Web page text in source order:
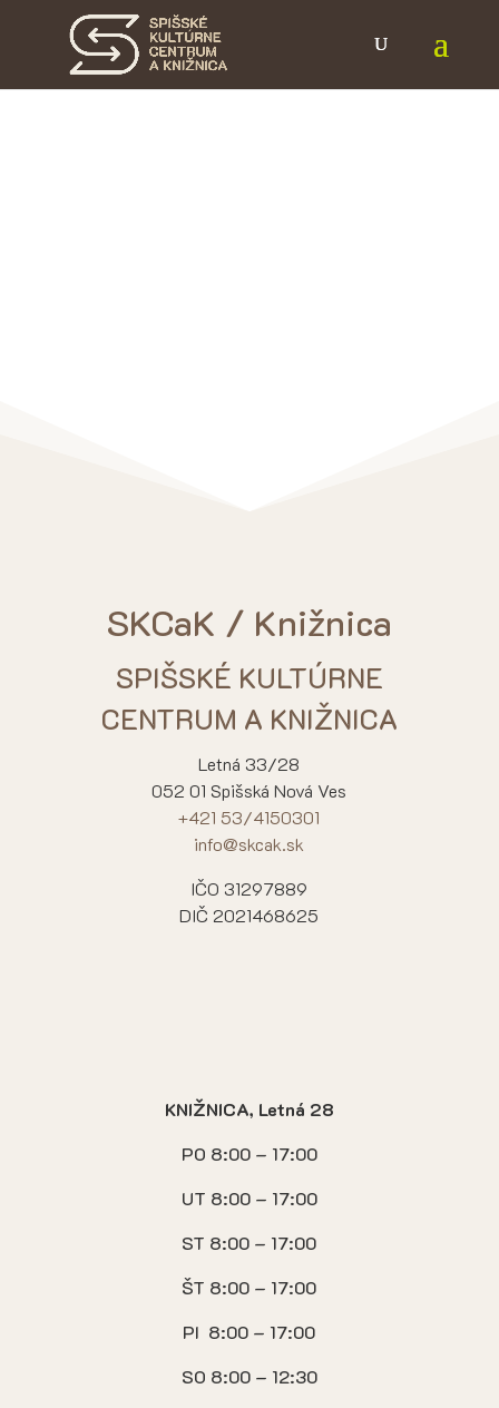
SKCaK / Knižnica
SPIŠSKÉ KULTÚRNE
CENTRUM A KNIŽNICA
Letná 33/28
052 01 Spišská Nová Ves
+421 53/4150301
info@skcak.sk
IČO 31297889
DIČ 2021468625
KNIŽNICA, Letná 28
PO 8:00 – 17:00
UT 8:00 – 17:00
ST 8:00 – 17:00
ŠT 8:00 – 17:00
PI 8:00 – 17:00
SO 8:00 – 12:30